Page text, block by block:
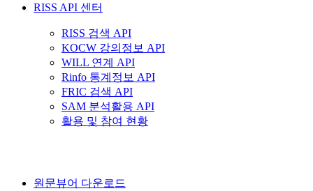
RISS API 센터
RISS 검색 API
KOCW 강의정보 API
WILL 연계 API
Rinfo 통계정보 API
FRIC 검색 API
SAM 분석활용 API
활용 및 참여 현황
원문뷰어 다운로드